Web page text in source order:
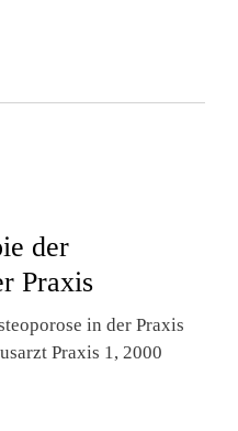
der
Praxis
in der Praxis
Praxis 1, 2000